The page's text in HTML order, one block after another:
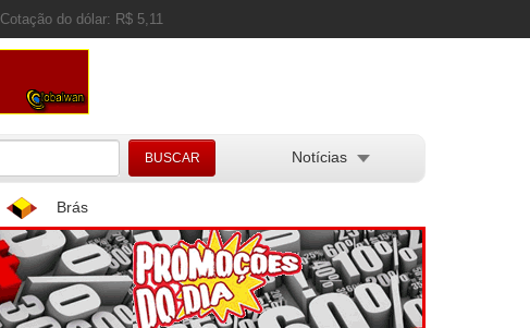
Cotação do dólar: R$ 5,11
Notícias
Brás